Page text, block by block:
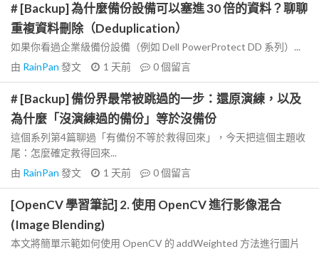
# [Backup] 為什麼備份設備可以塞進 30 倍的資料？聊聊
重複資料刪除（Deduplication）
如果你看過企業級備份設備（例如 Dell PowerProtect DD 系列）...
由 RainPan 發文 1 天前 0個留言
# [Backup] 備份界最常被跳過的一步：還原演練，以及
為什麼「沒演練過的備份」等於沒備份
這個系列第4篇聊過「有備份不等於救得回來」，今天把這個主題收
尾：怎麼確定救得回來...
由 RainPan 發文 1 天前 0個留言
[OpenCV 學習筆記] 2. 使用 OpenCV 進行影像混合
(Image Blending)
本文將簡單示範如何使用 OpenCV 的 addWeighted 方法進行圖片